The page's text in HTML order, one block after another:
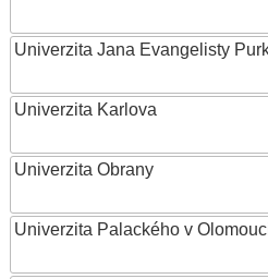
Univerzita Jana Evangelisty
Univerzita Karlova
Univerzita Obrany
Univerzita Palackého v